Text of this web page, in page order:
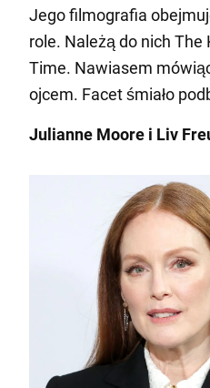
Jego filmografia
role. Należą do nich The
Time. Nawiasem
ojcem. Facet śmiało
Julianne Moore i Liv